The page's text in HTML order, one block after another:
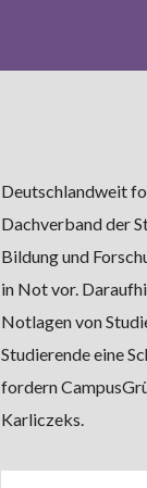
Deutschlandweit
Dachverband der
Bildung und
in Not vor.
Notlagen von
Studierende eine
fordern
Karliczeks.